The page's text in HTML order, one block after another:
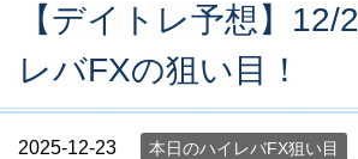
【デイトレ予想】12/
レバFXの狙い目！
2025-12-23 本日のハイレバFX狙い目